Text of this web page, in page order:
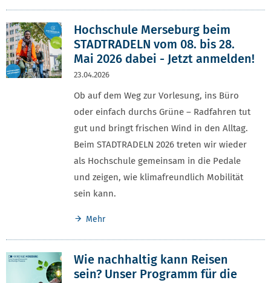
Hochschule Merseburg beim
STADTRADELN vom 08. bis 28.
Mai 2026 dabei - Jetzt anmelden!
23.04.2026
Ob auf dem Weg zur Vorlesung, ins Büro
oder einfach durchs Grüne – Radfahren tut
gut und bringt frischen Wind in den Alltag.
Beim STADTRADELN 2026 treten wir wieder
als Hochschule gemeinsam in die Pedale
und zeigen, wie klimafreundlich Mobilität
sein kann.
Mehr
Wie nachhaltig kann Reisen
sein? Unser Programm für die